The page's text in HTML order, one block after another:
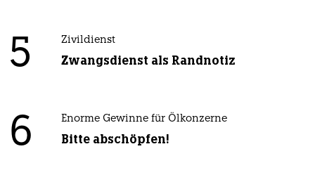
5 Zivildienst
Zwangsdienst als Randnotiz
6 Enorme Gewinne für Ölkonzerne
Bitte abschöpfen!